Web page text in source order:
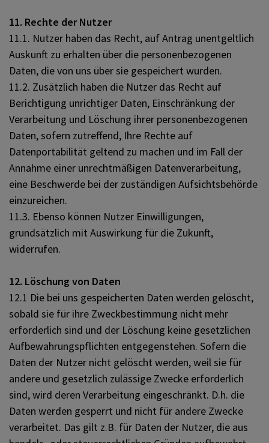
11. Rechte der Nutzer
11.1. Nutzer haben das Recht, auf Antrag unentgeltlich
Auskunft zu erhalten über die personenbezogenen
Daten, die von uns über sie gespeichert wurden.
11.2. Zusätzlich haben die Nutzer das Recht auf
Berichtigung unrichtiger Daten, Einschränkung der
Verarbeitung und Löschung ihrer personenbezogenen
Daten, sofern zutreffend, Ihre Rechte auf
Datenportabilität geltend zu machen und im Fall der
Annahme einer unrechtmäßigen Datenverarbeitung,
eine Beschwerde bei der zuständigen Aufsichtsbehörde
einzureichen.
11.3. Ebenso können Nutzer Einwilligungen,
grundsätzlich mit Auswirkung für die Zukunft,
widerrufen.
12. Löschung von Daten
12.1 Die bei uns gespeicherten Daten werden gelöscht,
sobald sie für ihre Zweckbestimmung nicht mehr
erforderlich sind und der Löschung keine gesetzlichen
Aufbewahrungspflichten entgegenstehen. Sofern die
Daten der Nutzer nicht gelöscht werden, weil sie für
andere und gesetzlich zulässige Zwecke erforderlich
sind, wird deren Verarbeitung eingeschränkt. D.h. die
Daten werden gesperrt und nicht für andere Zwecke
verarbeitet. Das gilt z.B. für Daten der Nutzer, die aus